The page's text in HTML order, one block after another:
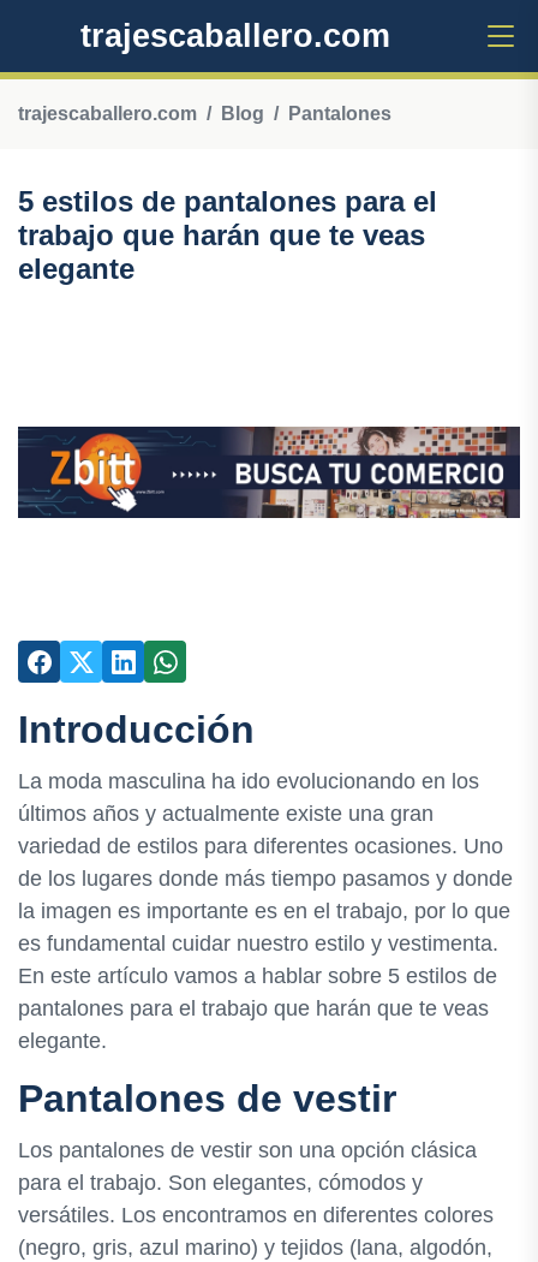
trajescaballero.com
trajescaballero.com Blog Pantalones
5 estilos de pantalones para el
trabajo que harán que te veas
elegante
Introducción
La moda masculina ha ido evolucionando en los
últimos años y actualmente existe una gran
variedad de estilos para diferentes ocasiones. Uno
de los lugares donde más tiempo pasamos y donde
la imagen es importante es en el trabajo, por lo que
es fundamental cuidar nuestro estilo y vestimenta.
En este artículo vamos a hablar sobre 5 estilos de
pantalones para el trabajo que harán que te veas
elegante.
Pantalones de vestir
Los pantalones de vestir son una opción clásica
para el trabajo. Son elegantes, cómodos y
versátiles. Los encontramos en diferentes colores
(negro, gris, azul marino) y tejidos (lana, algodón,